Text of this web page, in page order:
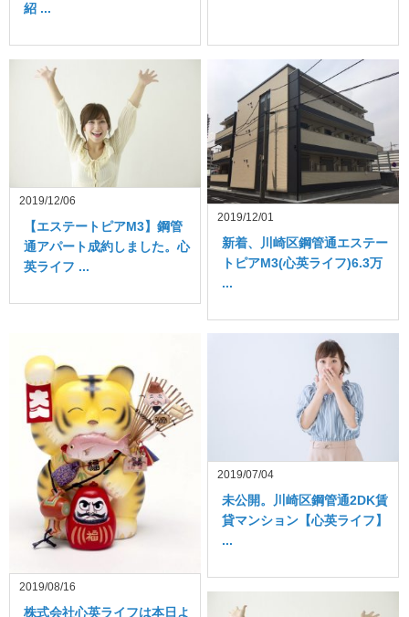
紹 ...
2019/12/06
【エステートピアM3】鋼管
通アパート成約しました。心
英ライフ ...
2019/12/01
新着、川崎区鋼管通エステー
トピアM3(心英ライフ)6.3万
...
2019/08/16
株式会社心英ライフは本日よ
2019/07/04
未公開。川崎区鋼管通2DK賃
貸マンション【心英ライフ】
...